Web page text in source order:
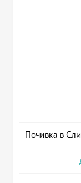
Почивка в